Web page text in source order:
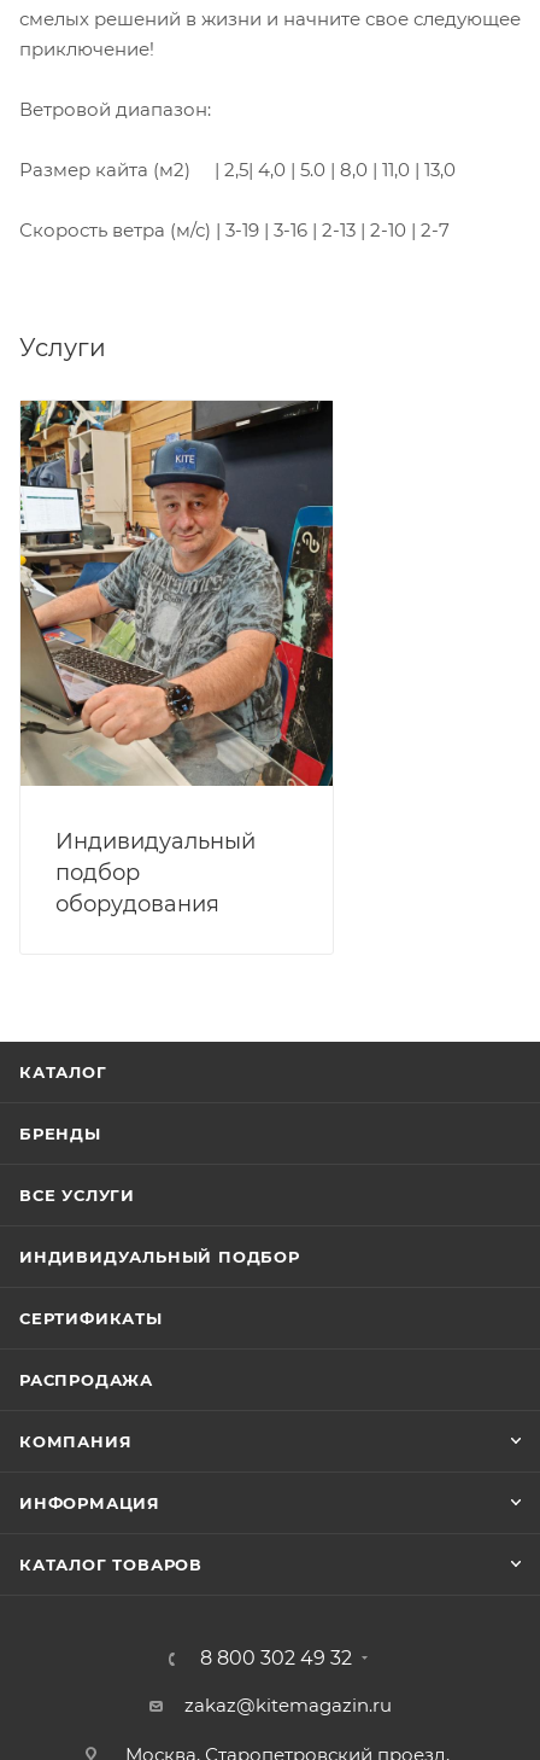
смелых решений в жизни и начните свое следующее
приключение!
Ветровой диапазон:
Размер кайта (м2) | 2,5| 4,0 | 5.0 | 8,0 | 11,0 | 13,0
Скорость ветра (м/с) | 3-19 | 3-16 | 2-13 | 2-10 | 2-7
Услуги
Индивидуальный
подбор
оборудования
КАТАЛОГ
БРЕНДЫ
ВСЕ УСЛУГИ
ИНДИВИДУАЛЬНЫЙ ПОДБОР
СЕРТИФИКАТЫ
РАСПРОДАЖА
КОМПАНИЯ
ИНФОРМАЦИЯ
КАТАЛОГ ТОВАРОВ
8 800 302 49 32
zakaz@kitemagazin.ru
Москва, Старопетровский проезд,